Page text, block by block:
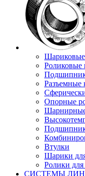
Разъемные
Опорные
Втулки
Шарики
Ролики
СИСТЕМЫ